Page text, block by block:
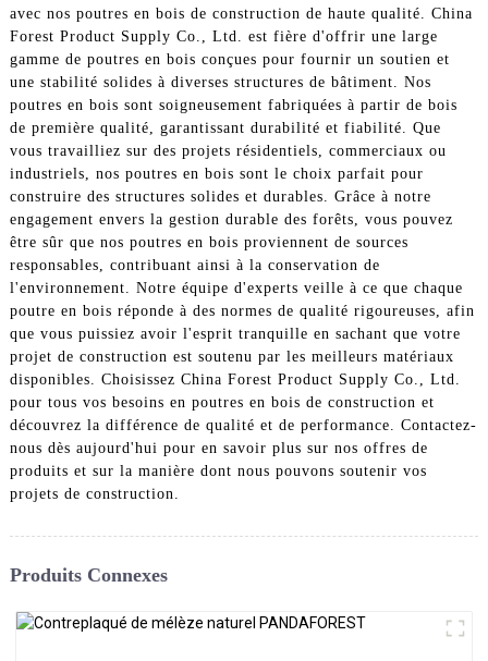
avec nos poutres en bois de construction de haute qualité. China
Forest Product Supply Co., Ltd. est fière d'offrir une large
gamme de poutres en bois conçues pour fournir un soutien et
une stabilité solides à diverses structures de bâtiment. Nos
poutres en bois sont soigneusement fabriquées à partir de bois
de première qualité, garantissant durabilité et fiabilité. Que
vous travailliez sur des projets résidentiels, commerciaux ou
industriels, nos poutres en bois sont le choix parfait pour
construire des structures solides et durables. Grâce à notre
engagement envers la gestion durable des forêts, vous pouvez
être sûr que nos poutres en bois proviennent de sources
responsables, contribuant ainsi à la conservation de
l'environnement. Notre équipe d'experts veille à ce que chaque
poutre en bois réponde à des normes de qualité rigoureuses, afin
que vous puissiez avoir l'esprit tranquille en sachant que votre
projet de construction est soutenu par les meilleurs matériaux
disponibles. Choisissez China Forest Product Supply Co., Ltd.
pour tous vos besoins en poutres en bois de construction et
découvrez la différence de qualité et de performance. Contactez-
nous dès aujourd'hui pour en savoir plus sur nos offres de
produits et sur la manière dont nous pouvons soutenir vos
projets de construction.
Produits Connexes